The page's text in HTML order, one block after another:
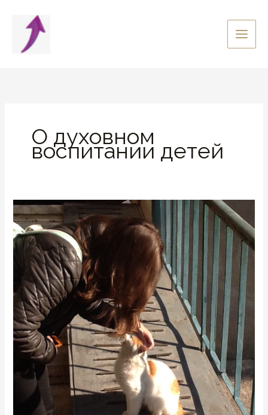
содержимому
О духовном
воспитании детей